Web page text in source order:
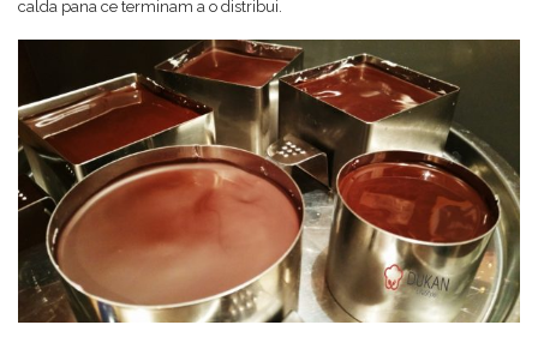
calda pana ce terminam a o distribui.